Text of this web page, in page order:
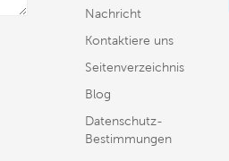
Nachricht
Kontaktiere uns
Seitenverzeichnis
Blog
Datenschutz-
Bestimmungen